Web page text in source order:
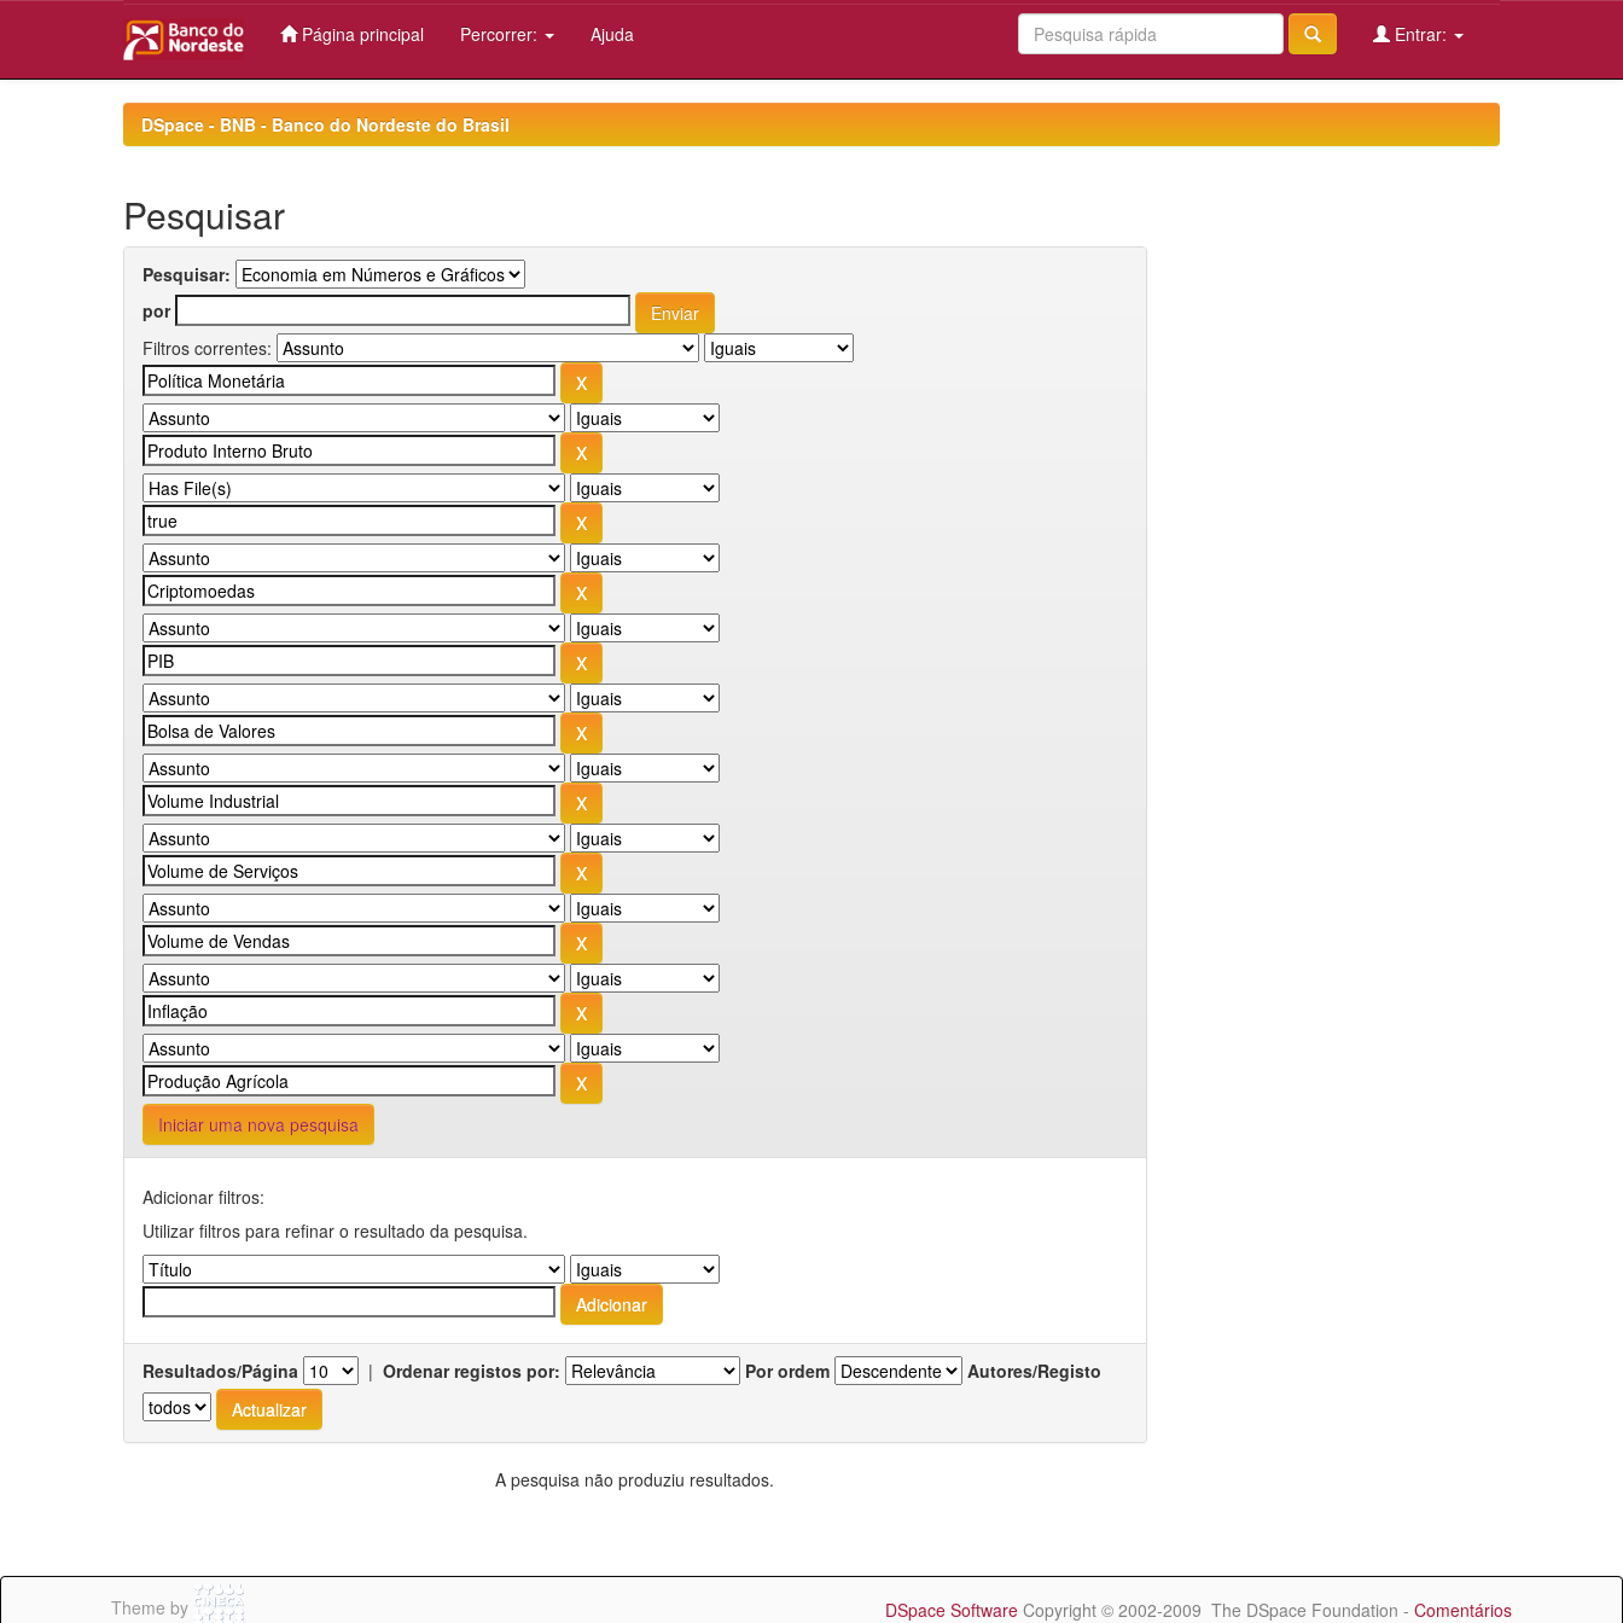
Página principal Percorrer: Ajuda Entrar:
DSpace - BNB - Banco do Nordeste do Brasil
Pesquisar
Pesquisar:
por
Filtros correntes:
Iniciar uma nova pesquisa
Adicionar filtros:
Utilizar filtros para refinar o resultado da pesquisa.
Resultados/Página | Ordenar registos por: Por ordem Autores/Registo
A pesquisa não produziu resultados.
Theme by DSpace Software Copyright © 2002-2009 The DSpace Foundation - Comentários